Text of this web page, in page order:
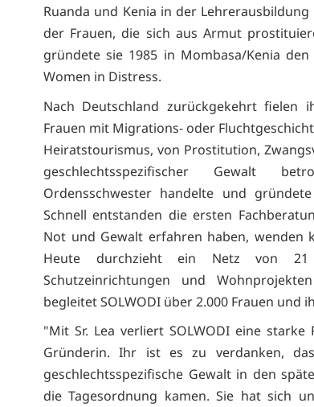
Ruanda und Kenia in der
der Frauen, die sich aus Armut
gründete sie 1985 in Mombasa/Kenia
Women in Distress.
Nach Deutschland zurückgekehrt fielen
Frauen mit Migrations- oder
Heiratstourismus, von Prostitution,
geschlechtsspezifischer Gewalt
Ordensschwester handelte und
Schnell entstanden die ersten
Not und Gewalt erfahren haben, wenden
Heute durchzieht ein Netz von 21
Schutzeinrichtungen und
begleitet SOLWODI über 2.000 Frauen und
"Mit Sr. Lea verliert SOLWODI eine
Gründerin. Ihr ist es zu verdanken,
geschlechtsspezifische Gewalt in den
die Tagesordnung kamen. Sie hat sich